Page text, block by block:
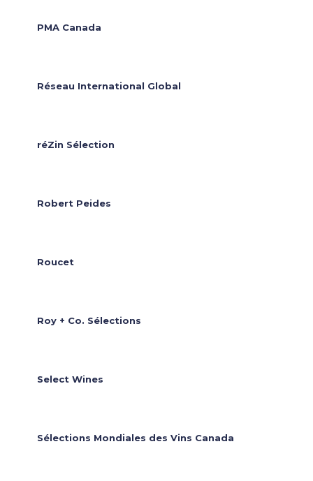
PMA Canada
Réseau International Global
réZin Sélection
Robert Peides
Roucet
Roy + Co. Sélections
Select Wines
Sélections Mondiales des Vins Canada